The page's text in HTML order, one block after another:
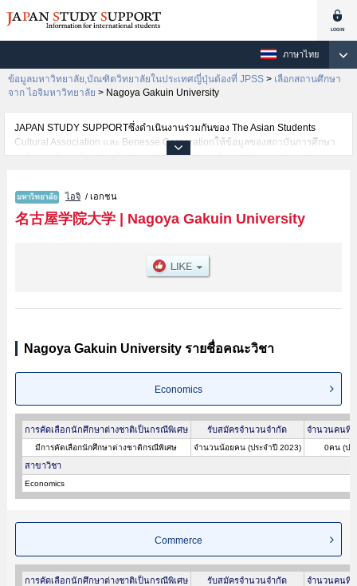
ภาษาไทย
ข้อมูลมหาวิทยาลัย,บัณฑิตวิทยาลัยในประเทศญี่ปุ่นต้องที่ JPSS > เลือกสถานศึกษา
จาก ไอจิมหาวิทยาลัย > Nagoya Gakuin University
JAPAN STUDY SUPPORTซึ่งดำเนินงานร่วมกันของ The Asian Students
Cultural Association และ Benesse Corporationให้ข้อมูลของสถาบันการศึกษา
ระดับมหาวิทยาลัย・บัณฑิตวิทยาลัย・วิทยาลัยระดับอนุปริญญา・วิทยาลัย
นักศึกษาต่างชาติเช่นข้อมูลของแต่ละคณะ,ข้อมูลการสอบคัดเลือกเข้าศึกษาเช่น
จำนวนคนที่รับสมัครหรือจำนวนคนที่ผ่านการสอบคัดเลือกเป็นต้น,แนะนำสถาน
ที่,การเดินทางเป็นต้นไว้ด้วยดังนั้นขอเชิญใช้บริการค้นหาข้อมูลตามอัธยาศัย
ไอจิ / เอกชน
名古屋学院大学| Nagoya Gakuin University
Nagoya Gakuin University รายชื่อคณะวิชา
Economics
การคัดเลือกนักศึกษาต่างชาติเป็นกรณีพิเศษ รับสมัครจำนวนจำกัด จำนวนคนที่
มีการคัดเลือกนักศึกษาต่างชาติกรณีพิเศษ จำนวนน้อยคน (ประจำปี 2023) 0คน (ปร
สาขาวิชา
Economics
Commerce
การคัดเลือกนักศึกษาต่างชาติเป็นกรณีพิเศษ รับสมัครจำนวนจำกัด จำนวนคนที่